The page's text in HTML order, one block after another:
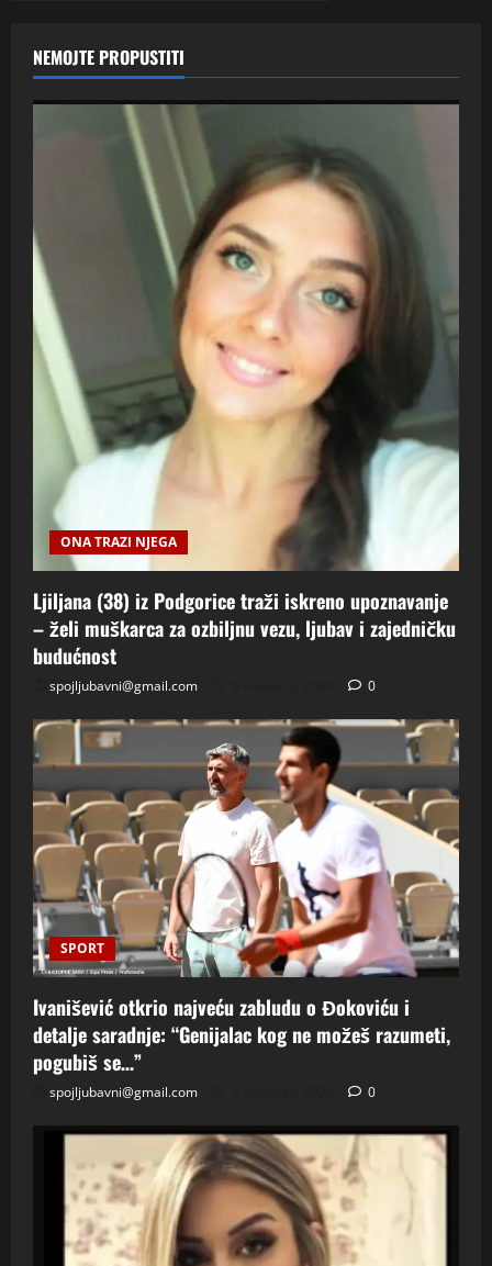
NEMOJTE PROPUSTITI
ONA TRAZI NJEGA
Ljiljana (38) iz Podgorice traži iskreno upoznavanje
– želi muškarca za ozbiljnu vezu, ljubav i zajedničku
budućnost
spojljubavni@gmail.com 0
SPORT
Ivanišević otkrio najveću zabludu o Đokoviću i
detalje saradnje: “Genijalac kog ne možeš razumeti,
pogubiš se…”
spojljubavni@gmail.com 0